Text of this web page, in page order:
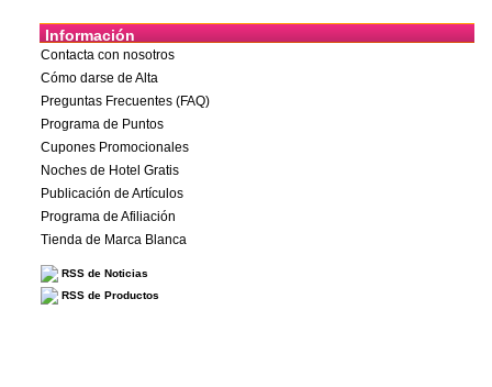
Información
Contacta con nosotros
Cómo darse de Alta
Preguntas Frecuentes (FAQ)
Programa de Puntos
Cupones Promocionales
Noches de Hotel Gratis
Publicación de Artículos
Programa de Afiliación
Tienda de Marca Blanca
RSS de Noticias
RSS de Productos